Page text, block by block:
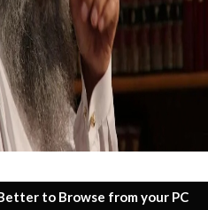
to Browse from your PC